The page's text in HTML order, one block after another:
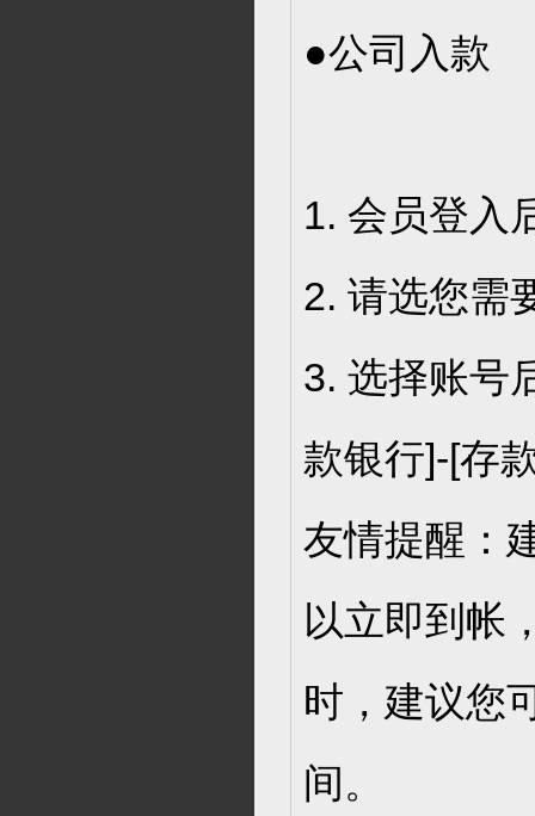
●公司入款
1. 会员登入
2. 请选您需
3. 选择账号
款银行]-[存
友情提醒：
以立即到帐
时，建议您
间。